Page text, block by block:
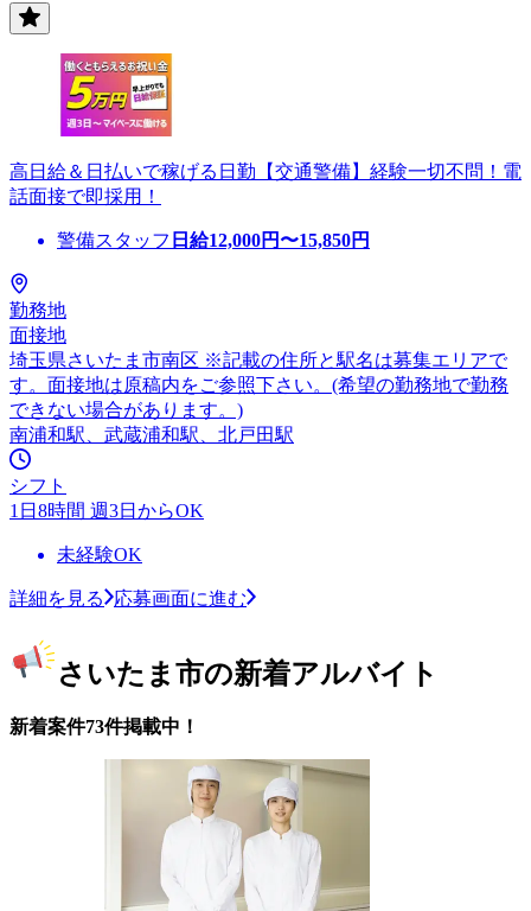
高日給＆日払いで稼げる日勤【交通警備】経験一切不問！電
話面接で即採用！
警備スタッフ 日給12,000円〜15,850円
勤務地
面接地
埼玉県さいたま市南区 ※記載の住所と駅名は募集エリアで
す。面接地は原稿内をご参照下さい。(希望の勤務地で勤務
できない場合があります。)
南浦和駅、武蔵浦和駅、北戸田駅
シフト
1日8時間 週3日からOK
未経験OK
詳細を見る 応募画面に進む
さいたま市の新着アルバイト
新着案件73件掲載中！